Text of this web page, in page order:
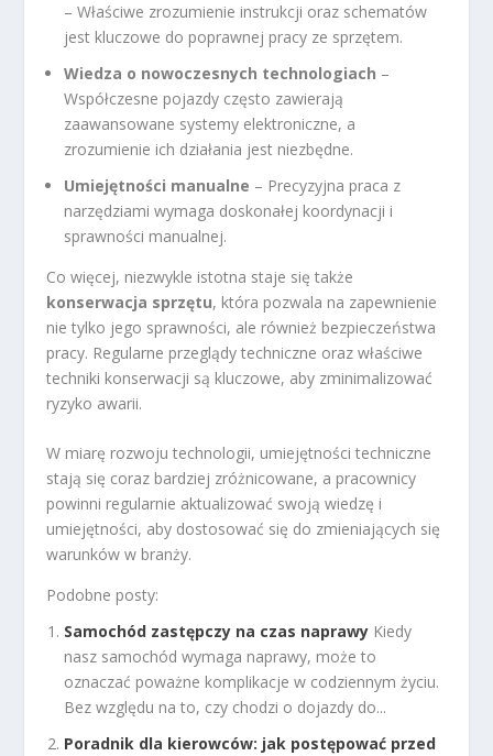
– Właściwe zrozumienie instrukcji oraz schematów
jest kluczowe do poprawnej pracy ze sprzętem.
Wiedza o nowoczesnych technologiach –
Współczesne pojazdy często zawierają
zaawansowane systemy elektroniczne, a
zrozumienie ich działania jest niezbędne.
Umiejętności manualne – Precyzyjna praca z
narzędziami wymaga doskonałej koordynacji i
sprawności manualnej.
Co więcej, niezwykle istotna staje się także
konserwacja sprzętu, która pozwala na zapewnienie
nie tylko jego sprawności, ale również bezpieczeństwa
pracy. Regularne przeglądy techniczne oraz właściwe
techniki konserwacji są kluczowe, aby zminimalizować
ryzyko awarii.
W miarę rozwoju technologii, umiejętności techniczne
stają się coraz bardziej zróżnicowane, a pracownicy
powinni regularnie aktualizować swoją wiedzę i
umiejętności, aby dostosować się do zmieniających się
warunków w branży.
Podobne posty:
Samochód zastępczy na czas naprawy Kiedy
nasz samochód wymaga naprawy, może to
oznaczać poważne komplikacje w codziennym życiu.
Bez względu na to, czy chodzi o dojazdy do...
Poradnik dla kierowców: jak postępować przed